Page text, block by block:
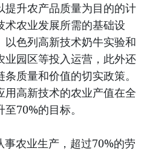
提升农产品质量为目的的计
农业发展所需的基础设
色列高新技术奶牛实验和
业园区等投入运营，此外还
质量和价值的切实政策。
高新技术的农业产值在全
70%的目标。
农业生产，超过70%的劳